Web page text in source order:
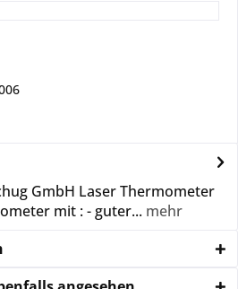
GmbH Laser Thermometer
mit : - guter... mehr